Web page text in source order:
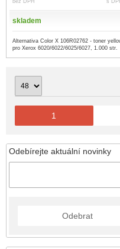
Odebírejte aktuální novinky
Odebrat
bez DPH s
skladem
Alternativa Color X 106R02762 - toner
pro Xerox 6020/6022/6025/6027, 1.000 str.
1